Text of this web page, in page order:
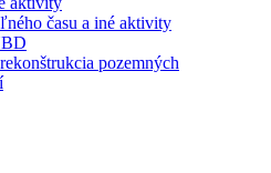
času a iné aktivity
pozemných